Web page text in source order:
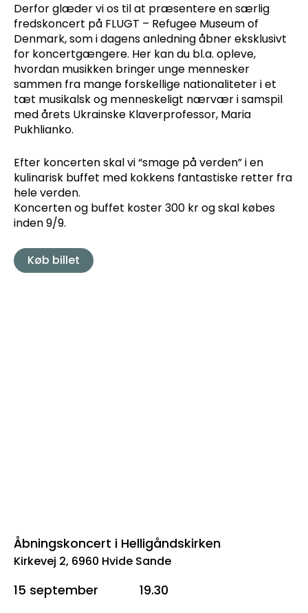
Derfor glæder vi os til at præsentere en særlig
fredskoncert på FLUGT – Refugee Museum of
Denmark, som i dagens anledning åbner eksklusivt
for koncertgængere. Her kan du bl.a. opleve,
hvordan musikken bringer unge mennesker
sammen fra mange forskellige nationaliteter i et
tæt musikalsk og menneskeligt nærvær i samspil
med årets Ukrainske Klaverprofessor, Maria
Pukhlianko.
Efter koncerten skal vi “smage på verden” i en
kulinarisk buffet med kokkens fantastiske retter fra
hele verden.
Koncerten og buffet koster 300 kr og skal købes
inden 9/9.
Køb billet
Åbningskoncert i Helligåndskirken
Kirkevej 2, 6960 Hvide Sande
15 september 19.30